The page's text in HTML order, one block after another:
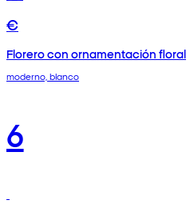
€
Florero con ornamentación floral
moderno, blanco
6